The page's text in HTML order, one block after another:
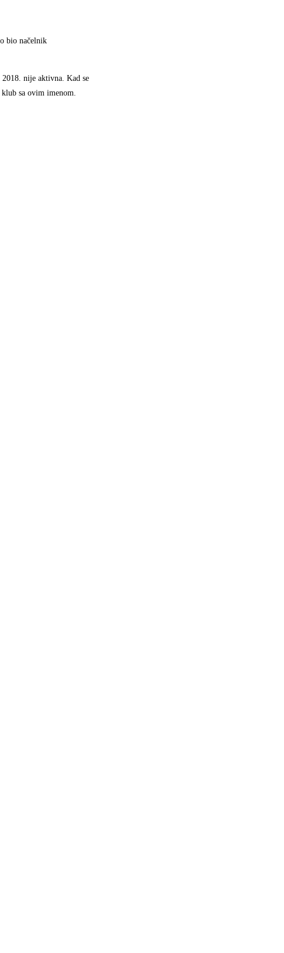
bio načelnik
nije aktivna. Kad se
sa ovim imenom.